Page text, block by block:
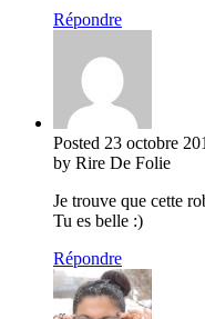
Répondre
Posted 23 octobre
by Rire De Folie
Je trouve que cette
Tu es belle :)
Répondre